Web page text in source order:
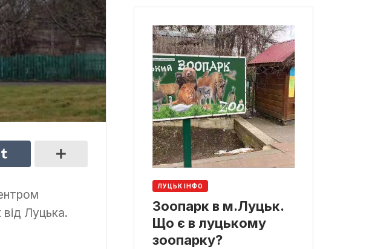
від Луцька.
ЛУЦЬК ІНФО
Зоопарк в м.Луцьк.
Що є в луцькому
зоопарку?